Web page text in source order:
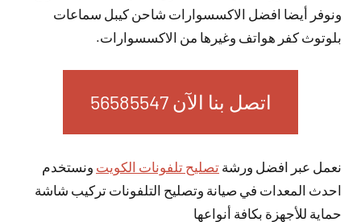
ونوفر أيضا افضل الاكسسوارات شاحن كيبل سماعات
بلوتوث كفر هواتف وغيرها من الاكسسوارات.
اتصل بنا الآن 56585547
نعمل عبر افضل ورشة تصليح تلفونات الكويت ونستخدم
احدث المعدات في صيانة وتصليح التلفونات تركيب شاشة
حماية للأجهزة بكافة أنواعها